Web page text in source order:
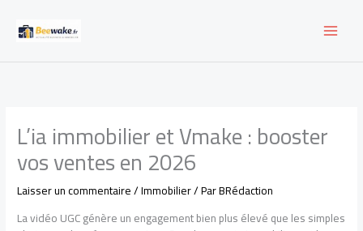
contenu
L’ia immobilier et Vmake : booster
vos ventes en 2026
Laisser un commentaire/Immobilier/ ParBRédaction
La vidéo UGC génère un engagement bien plus élevé que les simples